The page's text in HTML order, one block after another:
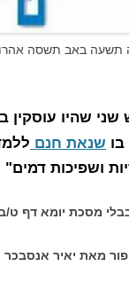
תשעה באב תשסה
שהיו עוסקין
שנאת חנם
ושפיכות דמים"
מסכת יומא דף ט/
מאת יאיר